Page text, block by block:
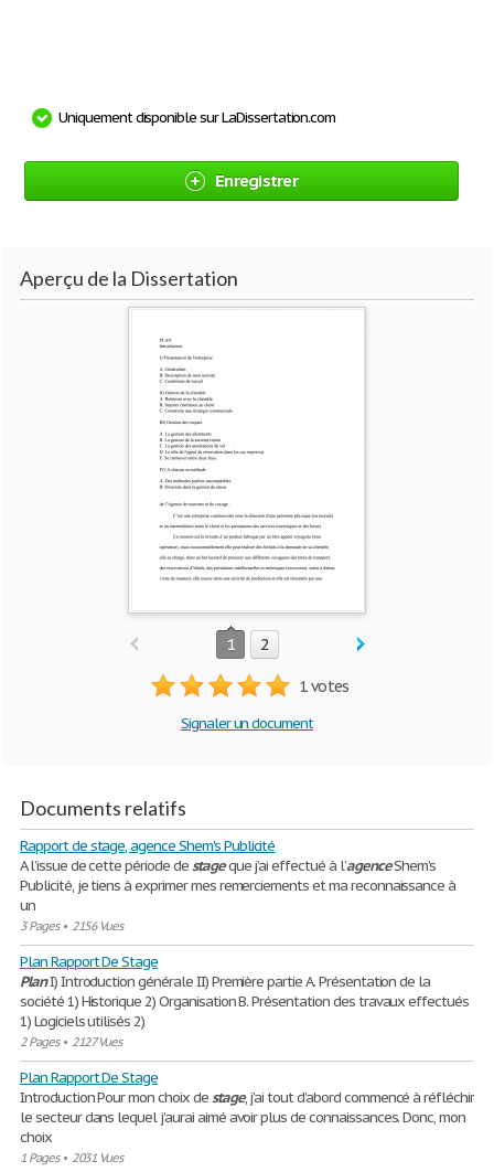
Uniquement disponible sur LaDissertation.com
Enregistrer
Aperçu de la Dissertation
1 2
1 votes
Signaler un document
Documents relatifs
Rapport de stage, agence Shem's Publicité
A l’issue de cette période destageque j’ai effectué à l’agenceShem’s
Publicité, je tiens à exprimer mes remerciements et ma reconnaissance à
un
3 Pages• 2156 Vues
Plan Rapport De Stage
PlanI) Introduction générale II) Première partie A. Présentation de la
société 1) Historique 2) Organisation B. Présentation des travaux effectués
1) Logiciels utilisés 2)
2 Pages• 2127 Vues
Plan Rapport De Stage
Introduction Pour mon choix destage, j’ai tout d’abord commencé à réfléchir
le secteur dans lequel j’aurai aimé avoir plus de connaissances. Donc, mon
choix
1 Pages• 2031 Vues